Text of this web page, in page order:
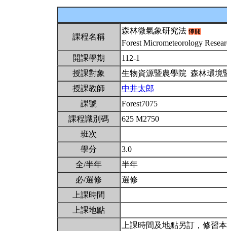
課程名稱
森林微氣象研究法
Forest Micrometeorology
開課學期
112-1
授課對象
生物資源暨農學院 森林環
授課教師
中井太郎
課號
Forest7075
課程識別碼
625 M2750
班次
學分
3.0
全/半年
半年
必/選修
選修
上課時間
上課地點
上課時間及地點另訂，修習